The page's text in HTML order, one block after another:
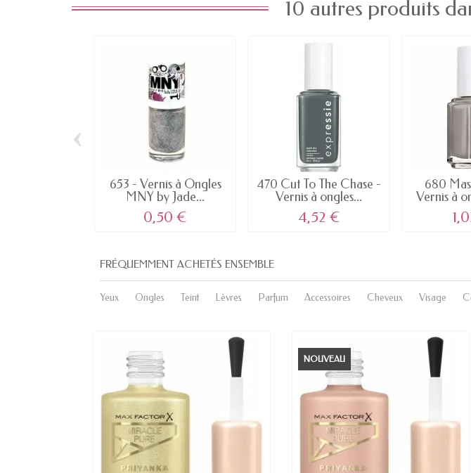
10 autres produits
653 - Vernis à Ongles
MNY by Jade...
0,50 €
470 Cut To The Chase -
Vernis à ongles...
4,52 €
680
Vernis à
‹
FRÉQUEMMENT ACHETÉS ENSEMBLE
Yeux Ongles Teint Lèvres Parfum Accessoires Cheveux Visage
NOUVEAU